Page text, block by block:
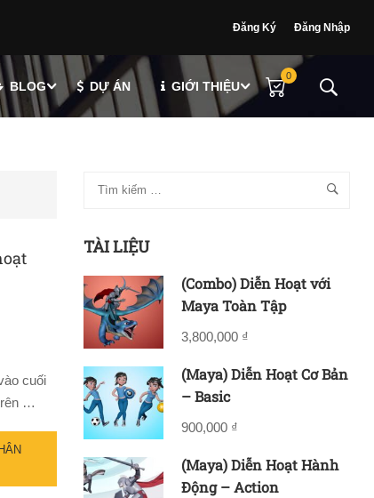
Đăng Ký Đăng Nhập
BLOG DỰ ÁN GIỚI THIỆU
0
cuối
…
TÀI LIỆU
(Combo) Diễn Hoạt với
Maya Toàn Tập
3,800,000 ₫
(Maya) Diễn Hoạt Cơ Bản
– Basic
900,000 ₫
(Maya) Diễn Hoạt Hành
Động – Action